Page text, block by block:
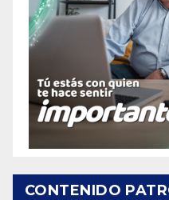
CONTENIDO